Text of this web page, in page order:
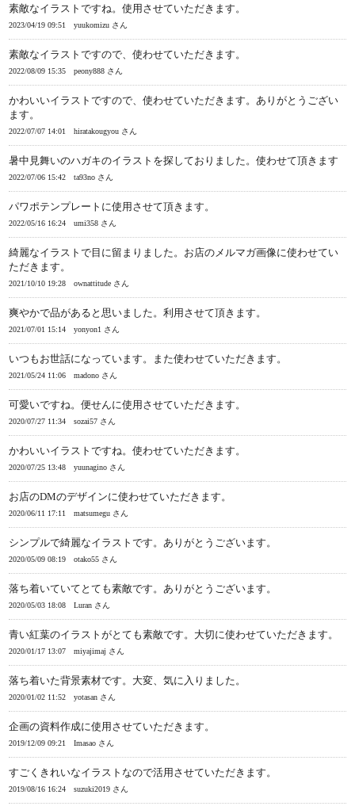
素敵なイラストですね。使用させていただきます。
2023/04/19 09:51 yuukomizu さん
素敵なイラストですので、使わせていただきます。
2022/08/09 15:35 peony888 さん
かわいいイラストですので、使わせていただきます。ありがとうござい
ます。
2022/07/07 14:01 hiratakougyou さん
暑中見舞いのハガキのイラストを探しておりました。使わせて頂きます
2022/07/06 15:42 ta93no さん
パワポテンプレートに使用させて頂きます。
2022/05/16 16:24 umi358 さん
綺麗なイラストで目に留まりました。お店のメルマガ画像に使わせてい
ただきます。
2021/10/10 19:28 ownattitude さん
爽やかで品があると思いました。利用させて頂きます。
2021/07/01 15:14 yonyon1 さん
いつもお世話になっています。また使わせていただきます。
2021/05/24 11:06 madono さん
可愛いですね。便せんに使用させていただきます。
2020/07/27 11:34 sozai57 さん
かわいいイラストですね。使わせていただきます。
2020/07/25 13:48 yuunagino さん
お店のDMのデザインに使わせていただきます。
2020/06/11 17:11 matsumegu さん
シンプルで綺麗なイラストです。ありがとうございます。
2020/05/09 08:19 otako55 さん
落ち着いていてとても素敵です。ありがとうございます。
2020/05/03 18:08 Luran さん
青い紅葉のイラストがとても素敵です。大切に使わせていただきます。
2020/01/17 13:07 miyajimaj さん
落ち着いた背景素材です。大変、気に入りました。
2020/01/02 11:52 yotasan さん
企画の資料作成に使用させていただきます。
2019/12/09 09:21 Imasao さん
すごくきれいなイラストなので活用させていただきます。
2019/08/16 16:24 suzuki2019 さん